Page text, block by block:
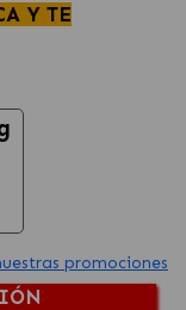
Y TE
promociones